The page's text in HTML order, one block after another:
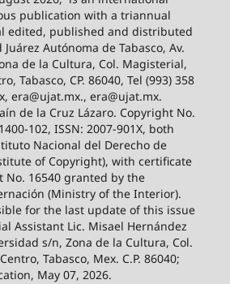
publication with a triannual
edited, published and distributed
Autónoma de Tabasco, Av.
de la Cultura, Col. Magisterial,
Tabasco, CP. 86040, Tel (993) 358
era@ujat.mx., era@ujat.mx.
de la Cruz Lázaro. Copyright No.
102, ISSN: 2007-901X, both
Nacional del Derecho de
of Copyright), with certificate
16540 granted by the
(Ministry of the Interior).
for the last update of this issue
Assistant Lic. Misael Hernández
s/n, Zona de la Cultura, Col.
Tabasco, Mex. C.P. 86040;
May 07, 2026.